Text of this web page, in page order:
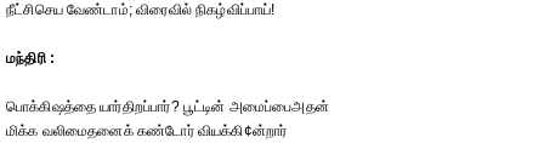
நீட்சிசெய வேண்டாம்; விரைவில் நிகழ்விப்பாய்!
மந்திரி :
பொக்கிஷத்தை யார்திறப்பார்? பூட்டின் அமைப்பைஅதன்
மிக்க வலிமைதனைக் கண்டோர் வியக்கி¢ன்றார்